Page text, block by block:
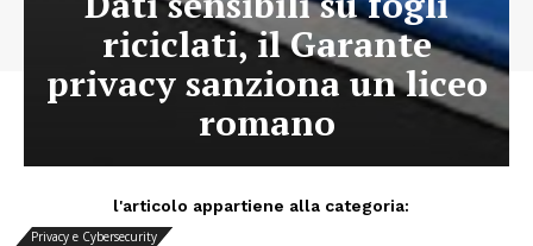
riciclati, il Garante
privacy sanziona un liceo
romano
l'articolo appartiene alla categoria:
Privacy e Cybersecurity